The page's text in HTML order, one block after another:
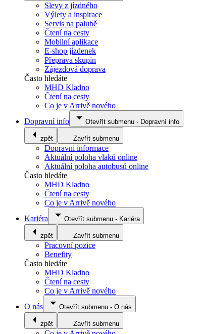
Slevy z jízdného
Výlety a inspirace
Servis na palubě
Čtení na cesty
Mobilní aplikace
E-shop jízdenek
Přeprava skupin
Zájezdová doprava
Často hledáte
MHD Kladno
Čtení na cesty
Co je v Arrivě nového
Dopravní info
Otevřít submenu - Dopravní info
zpět Zavřít submenu
Dopravní informace
Aktuální poloha vlaků online
Aktuální poloha autobusů online
Často hledáte
MHD Kladno
Čtení na cesty
Co je v Arrivě nového
Kariéra
Otevřít submenu - Kariéra
zpět Zavřít submenu
Pracovní pozice
Benefity
Často hledáte
MHD Kladno
Čtení na cesty
Co je v Arrivě nového
O nás
Otevřít submenu - O nás
zpět Zavřít submenu